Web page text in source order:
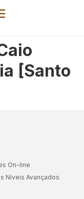
[Santo
On-line
Níveis Avançados